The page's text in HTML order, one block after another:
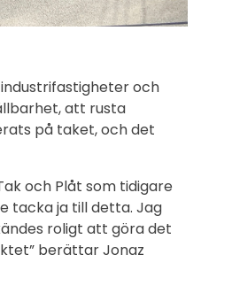
och
att rusta
på taket, och det
och Plåt som tidigare
tacka ja till detta. Jag
roligt att göra det
berättar Jonaz